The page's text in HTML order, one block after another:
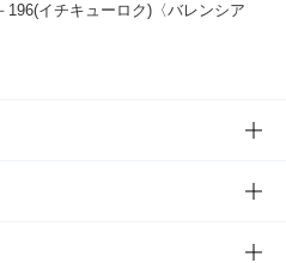
イチキューロク)〈バレンシア